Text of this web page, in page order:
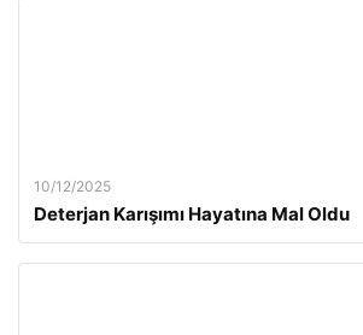
10/12/2025
Deterjan Karışımı Hayatına Mal Oldu